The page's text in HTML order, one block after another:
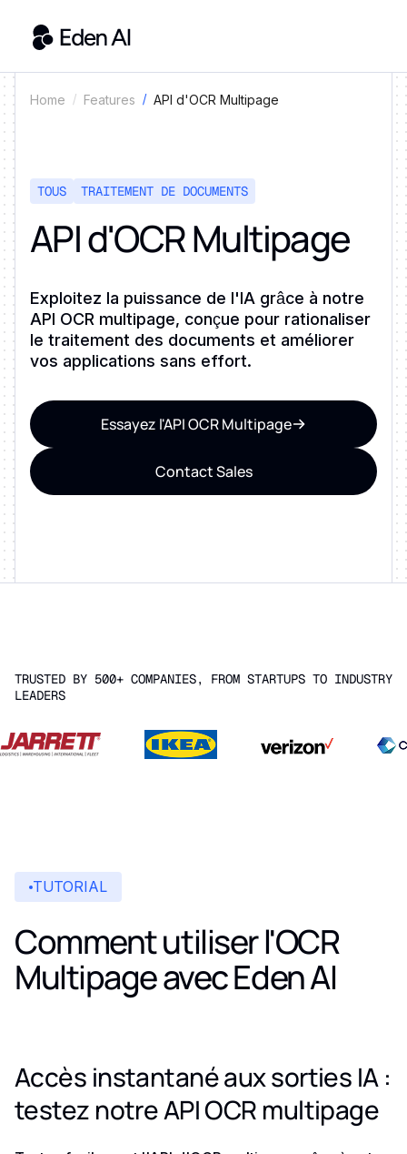
Home Features API d'OCR Multipage
TOUS TRAITEMENT DE DOCUMENTS
API d'OCR Multipage
Exploitez la puissance de l'IA grâce à notre
API OCR multipage, conçue pour rationaliser
le traitement des documents et améliorer
vos applications sans effort.
Essayez l'API OCR Multipage
Contact Sales
TRUSTED BY 500+ COMPANIES, FROM STARTUPS TO INDUSTRY
LEADERS
TUTORIAL
Comment utiliser l'OCR
Multipage avec Eden AI
Accès instantané aux sorties IA :
testez notre API OCR multipage